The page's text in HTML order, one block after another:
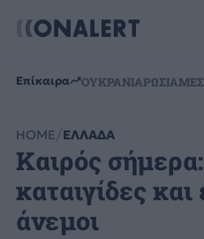
Επίκαιρα ΟΥΚΡΑΝΙΑΡΩΣΙΑ
HOME ΕΛΛΑΔΑ
Καιρός
καταιγίδες
άνεμοι